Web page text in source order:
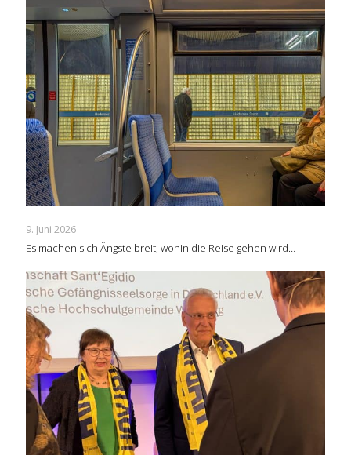
9. Juni 2026
Es machen sich Ängste breit, wohin die Reise gehen wird…